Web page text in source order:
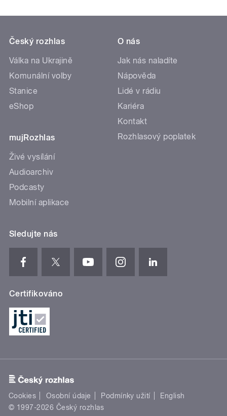
Český rozhlas
Válka na Ukrajině
Komunální volby
Stanice
eShop
mujRozhlas
Živé vysílání
Audioarchiv
Podcasty
Mobilní aplikace
O nás
Jak nás naladíte
Nápověda
Lidé v rádiu
Kariéra
Kontakt
Rozhlasový poplatek
Sledujte nás
Certifikováno
Cookies Osobní údaje Podmínky užití
English
© 1997-2026 Český rozhlas